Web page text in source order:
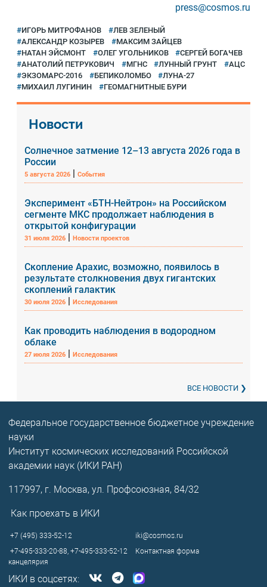
press@cosmos.ru
ИГОРЬ МИТРОФАНОВ
ЛЕВ ЗЕЛЕНЫЙ
АЛЕКСАНДР КОЗЫРЕВ
МАКСИМ ЗАЙЦЕВ
НАТАН ЭЙСМОНТ
ОЛЕГ УГОЛЬНИКОВ
СЕРГЕЙ БОГАЧЕВ
АНАТОЛИЙ ПЕТРУКОВИЧ
МГНС ЛУННЫЙ ГРУНТ
АЦС
ЭКЗОМАРС-2016
БЕПИКОЛОМБО
ЛУНА-27
МИХАИЛ ЛУГИНИН
ГЕОМАГНИТНЫЕ БУРИ
Новости
Солнечное затмение 12–13 августа 2026 года в
России
5 августа 2026 |События
Эксперимент «БТН-Нейтрон» на Российском
сегменте МКС продолжает наблюдения в
открытой конфигурации
31 июля 2026 |Новости проектов
Скопление Арахис, возможно, появилось в
результате столкновения двух гигантских
скоплений галактик
30 июля 2026 |Исследования
Как проводить наблюдения в водородном
облаке
27 июля 2026 |Исследования
ВСЕ НОВОСТИ
Федеральное государственное бюджетное учреждение
науки
Институт космических исследований Российской
академии наук (ИКИ РАН)
117997, г. Москва, ул. Профсоюзная, 84/32
Как проехать в ИКИ
+7 (495) 333-52-12
iki@cosmos.ru
+7-495-333-20-88,+7-495-333-52-12
канцелярия
Контактная форма
ИКИ в соцсетях: